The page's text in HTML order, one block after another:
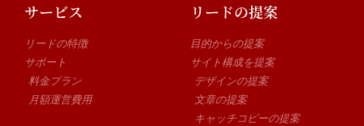
サービス
リードの特徴
サポート
料金プラン
月額運営費用
リードの提案
目的からの提案
サイト構成を提案
デザインの提案
文章の提案
キャッチコピーの提案